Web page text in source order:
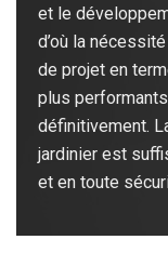
et le
d’où la
de projet en
plus
définitivement.
jardinier est
et en toute